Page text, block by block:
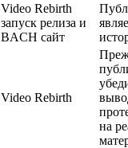
Video Rebirth
запуск релиза и
BACH сайт
Video Rebirth
на